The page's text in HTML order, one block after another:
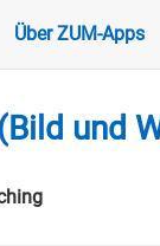
Über ZUM-Apps
und